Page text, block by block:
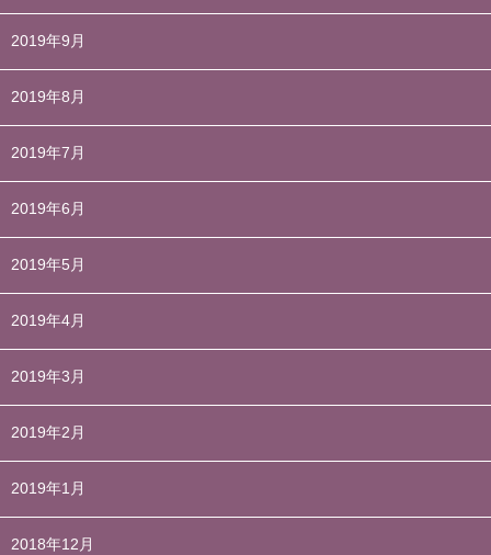
2019年9月
2019年8月
2019年7月
2019年6月
2019年5月
2019年4月
2019年3月
2019年2月
2019年1月
2018年12月